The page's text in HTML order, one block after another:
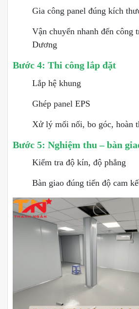
Gia công panel đúng kích
Vận chuyển nhanh đến công
Dương
Bước 4: Thi công lắp đặt
Lắp hệ khung
Ghép panel EPS
Xử lý mối nối, bo góc, hoàn
Bước 5: Nghiệm thu – bàn
Kiểm tra độ kín, độ phẳng
Bàn giao đúng tiến độ cam